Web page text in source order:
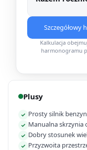
Szczegółowy
Kalkulacja
harmonogramu
Plusy
✓ Prosty silnik
✓ Manualna skrzynia
✓ Dobry stosunek
✓ Przyzwoita